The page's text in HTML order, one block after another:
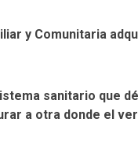
y Comunitaria
sanitario que
a otra donde el